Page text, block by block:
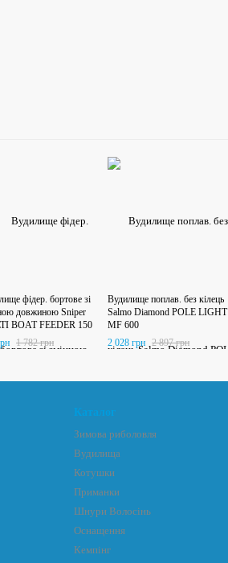
фідер. бортове зі
довжиною Sniper
BOAT FEEDER 150
150г (3 tips)
1 782 грн
Вудилище поплав. без кілець
Salmo Diamond POLE LIGHT
MF 600
2 028 грн 2 897 грн
Каталог
Зимова риболовля
Вудилища
Котушки
Приманки
Шнури Волосінь
Оснащення
Кемпінг